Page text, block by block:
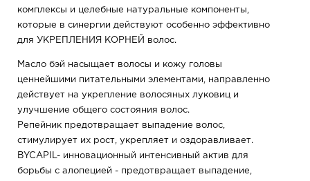
комплексы и целебные натуральные компоненты,
которые в синергии действуют особенно эффективно
для УКРЕПЛЕНИЯ КОРНЕЙ волос.
Масло бэй насыщает волосы и кожу головы
ценнейшими питательными элементами, направленно
действует на укрепление волосяных луковиц и
улучшение общего состояния волос.
Репейник предотвращает выпадение волос,
стимулирует их рост, укрепляет и оздоравливает.
BYCAPIL- инновационный интенсивный актив для
борьбы с алопецией - предотвращает выпадение,